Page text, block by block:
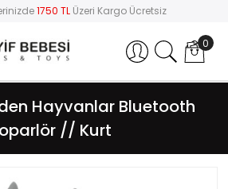
1750 TL Üzeri Kargo Ücretsiz
Hesabım 0
Hayvanlar Bluetooth
// Kurt